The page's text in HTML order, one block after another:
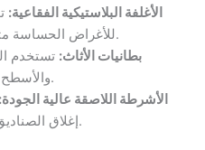
الأغلفة البلاستيكية الفقاعية:
للأغراض الحساسة مثل الأجهزة الإلكترونية والتحف.
بطانيات الأثاث: تستخدم
والأسطح الخشبية من الخدوش والكسر.
الأشرطة اللاصقة عالية الجودة:
إغلاق الصناديق وتثبيت الأثاث على المنصات.